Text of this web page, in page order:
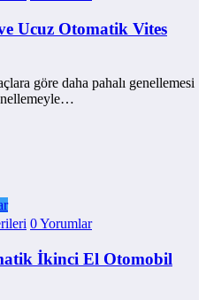
Ucuz Otomatik Vites
göre daha pahalı genellemesi
0 Yorumlar
İkinci El Otomobil